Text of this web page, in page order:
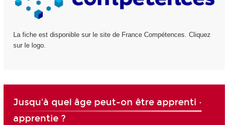
La fiche est disponible sur le site de France Compétences. Cliquez
sur le logo.
Jusqu'à quel âge peut-on être apprenti ·
apprentie ?